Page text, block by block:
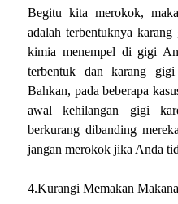
Begitu kita merokok,
adalah terbentuknya
kimia menempel di gigi
terbentuk dan karang
Bahkan, pada beberapa
awal kehilangan gigi
berkurang dibanding
jangan merokok jika Anda
4.Kurangi Memakan